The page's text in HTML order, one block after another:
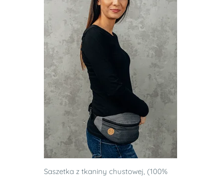
Saszetka z tkaniny chustowej, (100%